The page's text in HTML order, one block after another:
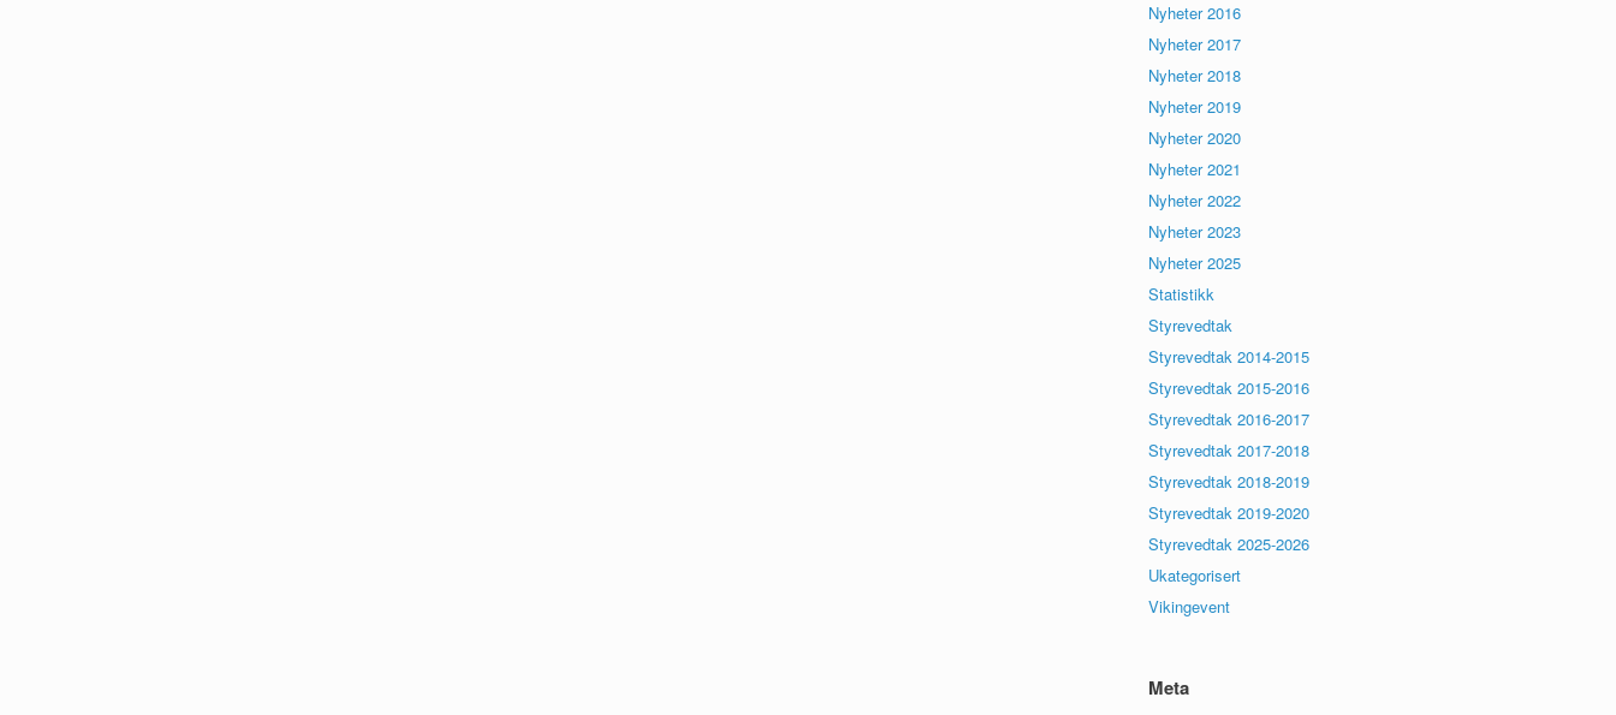
Nyheter 2016
Nyheter 2017
Nyheter 2018
Nyheter 2019
Nyheter 2020
Nyheter 2021
Nyheter 2022
Nyheter 2023
Nyheter 2025
Statistikk
Styrevedtak
Styrevedtak 2014-2015
Styrevedtak 2015-2016
Styrevedtak 2016-2017
Styrevedtak 2017-2018
Styrevedtak 2018-2019
Styrevedtak 2019-2020
Styrevedtak 2025-2026
Ukategorisert
Vikingevent
Meta